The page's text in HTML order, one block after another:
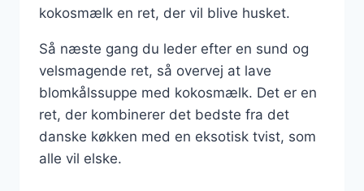
kokosmælk en ret, der vil blive husket.
Så næste gang du leder efter en sund og
velsmagende ret, så overvej at lave
blomkålssuppe med kokosmælk. Det er en
ret, der kombinerer det bedste fra det
danske køkken med en eksotisk tvist, som
alle vil elske.